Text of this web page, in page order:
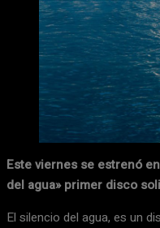
Este viernes se estrenó
del agua» primer disco
El silencio del agua, es un